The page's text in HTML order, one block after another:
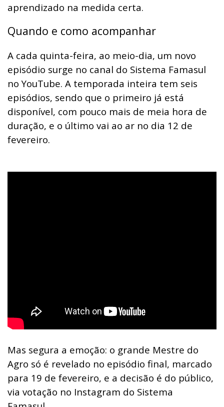
aprendizado na medida certa.
Quando e como acompanhar
A cada quinta-feira, ao meio-dia, um novo
episódio surge no canal do Sistema Famasul
no YouTube. A temporada inteira tem seis
episódios, sendo que o primeiro já está
disponível, com pouco mais de meia hora de
duração, e o último vai ao ar no dia 12 de
fevereiro.
Mas segura a emoção: o grande Mestre do
Agro só é revelado no episódio final, marcado
para 19 de fevereiro, e a decisão é do público,
via votação no Instagram do Sistema